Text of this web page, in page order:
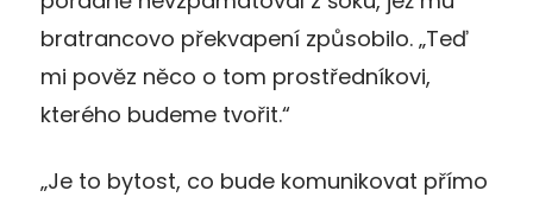
bratrancovo překvapení způsobilo. „Teď
mi pověz něco o tom prostředníkovi,
kterého budeme tvořit.“
„Je to bytost, co bude komunikovat přímo